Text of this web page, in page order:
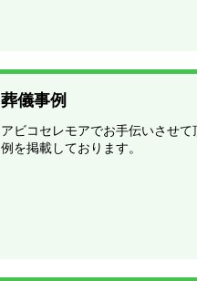
葬儀事例
アビコセレモアでお手伝いさせて
例を掲載しております。